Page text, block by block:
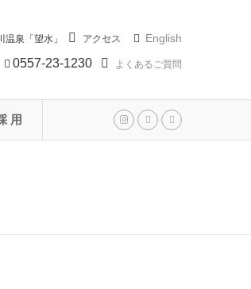
泉「望水」 アクセス English
0557-23-1230 よくあるご質問
用